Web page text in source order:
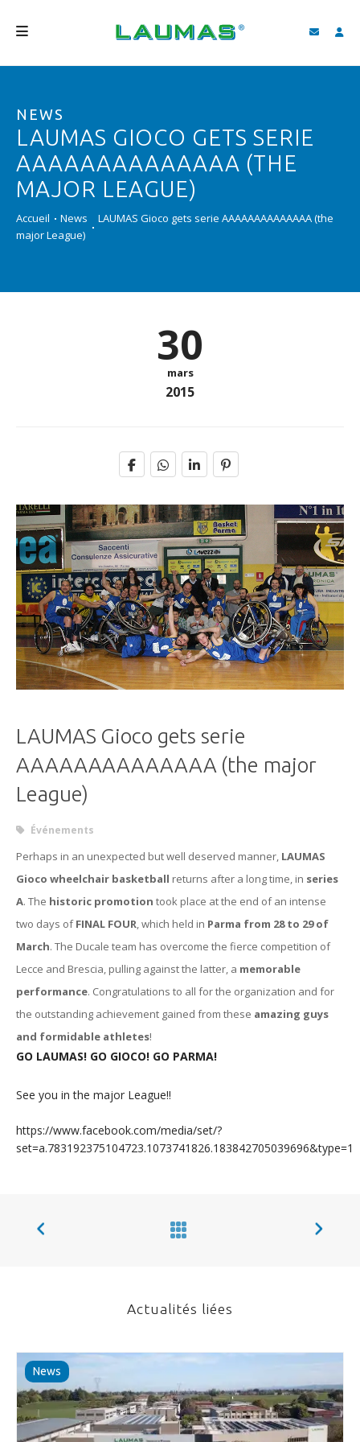
PRODUITS
SERVICES
ASSISTANCE ET TÉLÉCHARGEMENTS
VIDÉO
NEWS
LAUMAS GIOCO GETS SERIE
AAAAAAAAAAAAAA (THE
MAJOR LEAGUE)
Accueil News
LAUMAS Gioco gets serie AAAAAAAAAAAAAA (the
major League)
30
mars
2015
LAUMAS Gioco gets serie
AAAAAAAAAAAAAA (the major
League)
Événements
Perhaps in an unexpected but well deserved manner, LAUMAS
Gioco wheelchair basketball returns after a long time, in series
A. The historic promotion took place at the end of an intense
two days ofFINAL FOUR, which held in Parma from 28 to 29 of
March. The Ducale team has overcome the fierce competition of
Lecce and Brescia, pulling against the latter, a memorable
performance. Congratulations to all for the organization and for
the outstanding achievement gained from these amazing guys
and formidable athletes!
GO LAUMAS! GO GIOCO! GO PARMA!
See you in the major League!!
https://www.facebook.com/media/set/?
set=a.783192375104723.1073741826.183842705039696&type=1
Actualités liées
News